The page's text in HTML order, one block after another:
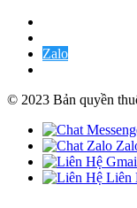
Zalo
© 2023 Bản quyền
Liên